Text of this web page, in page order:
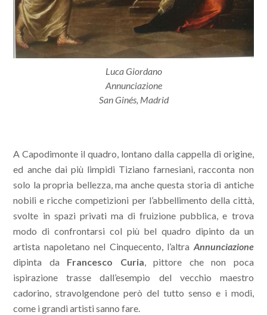
Luca Giordano
Annunciazione
San Ginés, Madrid
A Capodimonte il quadro, lontano dalla cappella di origine,
ed anche dai più limpidi Tiziano farnesiani, racconta non
solo la propria bellezza, ma anche questa storia di antiche
nobili e ricche competizioni per l’abbellimento della città,
svolte in spazi privati ma di fruizione pubblica, e trova
modo di confrontarsi col più bel quadro dipinto da un
artista napoletano nel Cinquecento, l’altra Annunciazione
dipinta da Francesco Curia, pittore che non poca
ispirazione trasse dall’esempio del vecchio maestro
cadorino, stravolgendone però del tutto senso e i modi,
come i grandi artisti sanno fare.